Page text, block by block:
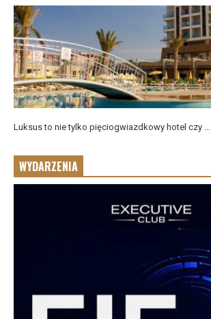
Luksus to nie tylko pięciogwiazdkowy hotel czy ...
WYDARZENIA